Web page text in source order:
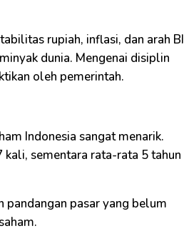
rupiah, inflasi, dan arah BI
dunia. Mengenai disiplin
oleh pemerintah.
Indonesia sangat menarik.
kali, sementara rata-rata 5 tahun
pandangan pasar yang belum